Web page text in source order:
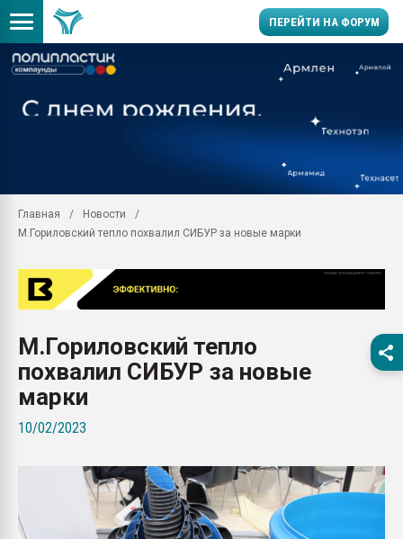
ПЕРЕЙТИ НА ФОРУМ
заводу пластмасс"
28.07.2026
28.07.2026
ПЕРЕЙТИ НА
Главная
Новости
М.Гориловский тепло похвалил СИБУР за новые марки
М.Гориловский тепло
похвалил СИБУР за новые
марки
10/02/2023